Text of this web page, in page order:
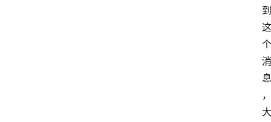
到
这
个
消
息
，
大